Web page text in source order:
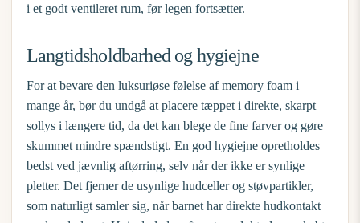
i et godt ventileret rum, før legen fortsætter.
Langtidsholdbarhed og hygiejne
For at bevare den luksuriøse følelse af memory foam i
mange år, bør du undgå at placere tæppet i direkte, skarpt
sollys i længere tid, da det kan blege de fine farver og gøre
skummet mindre spændstigt. En god hygiejne opretholdes
bedst ved jævnlig aftørring, selv når der ikke er synlige
pletter. Det fjerner de usynlige hudceller og støvpartikler,
som naturligt samler sig, når barnet har direkte hudkontakt